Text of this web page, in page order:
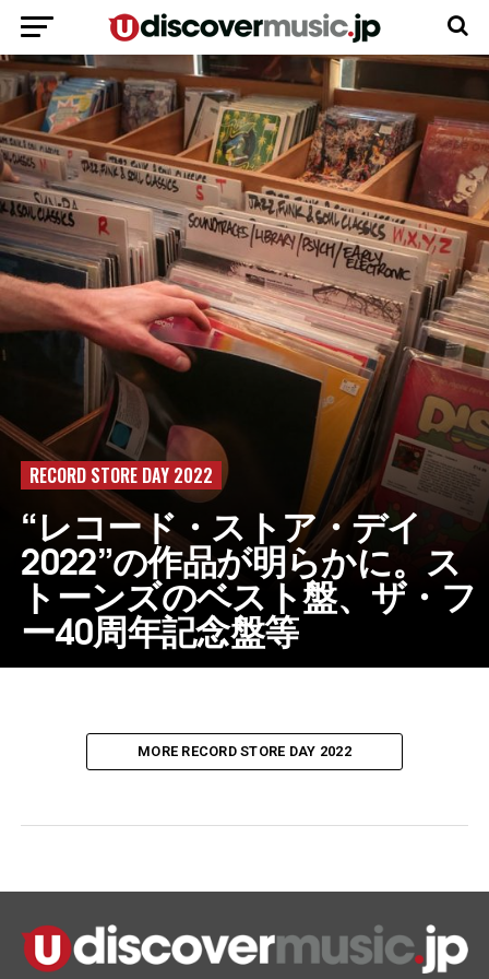
RECORD STORE DAY 2022
“レコード・ストア・デイ
2022”の作品が明らかに。ス
トーンズのベスト盤、ザ・フ
ー40周年記念盤等
MORE RECORD STORE DAY 2022